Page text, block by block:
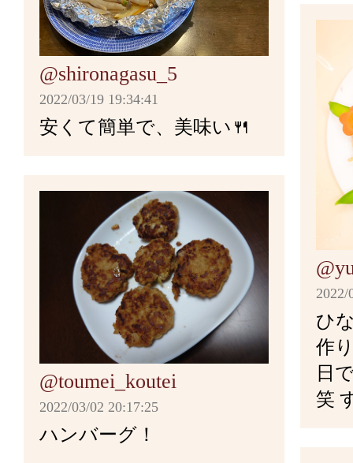
常温に戻した和辛子とバタ
ン）を混ぜ合わせ、パンに
マスタード・粒マスタード
椒を混ぜ合わせサンドイッ
塩を加えたお湯で菜の花を
しアクや余分な苦みを流す。
さらした後はしっかりと水
ベーコンは少し多めの油を
がりと焼き、焼き終わった
ーパーなどで取る。
たけのこはマカロニくらい
ねぎも薄切りにし、鶏もも
マカロニはたっぷりの湯で
フライパンに油を引き、鶏
この順に炒め、マカロニ・
せ、シチュー粉を加えて味
まま残しておく。
玉ねぎ全体に油が回ったら
から３０分ほど炒め、あめ
ボウルに冷えた状態のひき
れ、粘りが出るまでよく混
パン粉・卵・ナツメグ・胡
ねぎを投入し、さらに混ぜ
味噌 60g
白ごま 20g
みりん 大さじ1
出汁をとる昆布は使う前に
軽く拭く。
水１リットルに昆布を入れ
に移し中火で火にかけ、沸
除く。
食材と調味料を手の届く範
ンを熱して油を少々入れる。
中火でにんじんを炒め、5
でチャーシュー・かまぼこ
め、一度皿に取り出す。
フライパンを綺麗にしたら
～強火にして卵を投入！出
イメージで炒める。
出汁 大さじ2
醤油 小さじ2
砂糖 小さじ1
豆腐 2分の1
わかめ 適量
長ネギ 3分の1本
出汁 800cc
味噌 大さじ2～3
生姜・にんにくをすりおろ
ょう油・塩・胡椒・酒）と
れて漬け込み、袋に入れよ
※時間がある時は30分から1
味が染み込む
漬け込んだ鶏肉は調味料を
じませるように混ぜたら、
混ぜたものを肉にまぶす。
160度から180度程度の油で1
れの良いバットなどにあげ
を通す。おたまなどで叩き
塩 少々
胡椒 少々
砂糖 大さじ1
オリーブオイル 適量
にんにくは芽を取りみじん
ブオイルをひき、中低温で
す。
肉は調理する1～2時間前に
戻しておく。作業環境で常
で、夏場は管理に注意！
普段使う感覚より少し多め
にんにくとともによくすり
のまま15分から30分放置し
ご飯 お茶碗2杯
卵 1個
三つ葉 1束
出汁昆布を水6カップにつけ
臭み抜きと、魚の旨味が汁
するために、鱈に薄く塩を
切り身から水分が出てきた
湯をまわしかけ、冷水でし
@shironagasu_5
2022/03/19 19:34:41
安くて簡単で、美味い🍴
2022/
ひ
作
日
笑
@toumei_koutei
2022/03/02 20:17:25
ハンバーグ！